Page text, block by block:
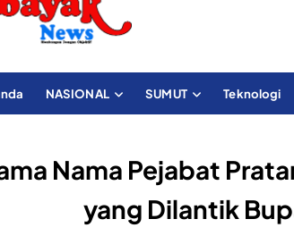
NASIONAL SUMUT Teknologi
Nama Pejabat
yang Dilantik